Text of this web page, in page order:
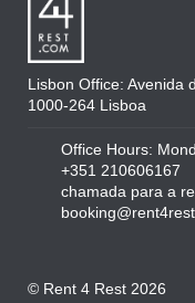
Lisbon Office: Avenida
1000-264 Lisboa
Office Hours:
+351 210606167
chamada para a
© Rent 4 Rest 2026